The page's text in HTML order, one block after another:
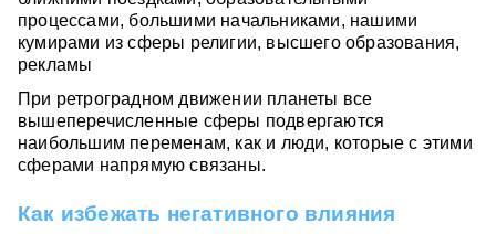
процессами, большими начальниками, нашими
кумирами из сферы религии, высшего образования,
рекламы
При ретроградном движении планеты все
вышеперечисленные сферы подвергаются
наибольшим переменам, как и люди, которые с этими
сферами напрямую связаны.
Как избежать негативного влияния